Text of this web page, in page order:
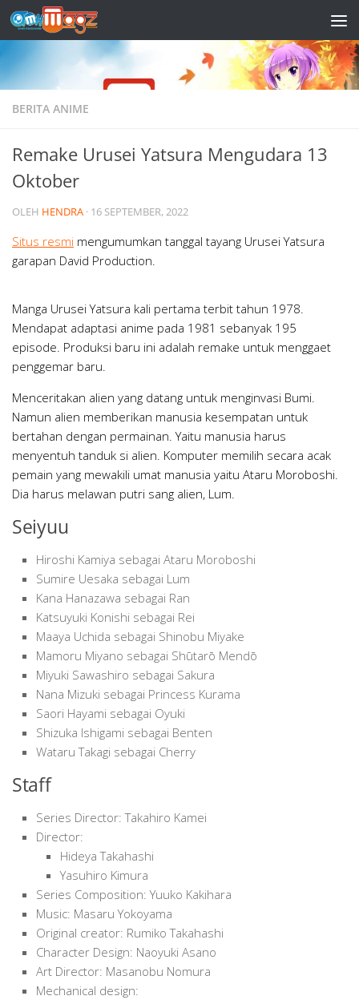
Skip to content
BERITA ANIME
Remake Urusei Yatsura Mengudara 13
Oktober
OLEH HENDRA · 16 SEPTEMBER, 2022
Situs resmi mengumumkan tanggal tayang Urusei Yatsura
garapan David Production.
Manga Urusei Yatsura kali pertama terbit tahun 1978.
Mendapat adaptasi anime pada 1981 sebanyak 195
episode. Produksi baru ini adalah remake untuk menggaet
penggemar baru.
Menceritakan alien yang datang untuk menginvasi Bumi.
Namun alien memberikan manusia kesempatan untuk
bertahan dengan permainan. Yaitu manusia harus
menyentuh tanduk si alien. Komputer memilih secara acak
pemain yang mewakili umat manusia yaitu Ataru Moroboshi.
Dia harus melawan putri sang alien, Lum.
Seiyuu
Hiroshi Kamiya sebagai Ataru Moroboshi
Sumire Uesaka sebagai Lum
Kana Hanazawa sebagai Ran
Katsuyuki Konishi sebagai Rei
Maaya Uchida sebagai Shinobu Miyake
Mamoru Miyano sebagai Shūtarō Mendō
Miyuki Sawashiro sebagai Sakura
Nana Mizuki sebagai Princess Kurama
Saori Hayami sebagai Oyuki
Shizuka Ishigami sebagai Benten
Wataru Takagi sebagai Cherry
Staff
Series Director: Takahiro Kamei
Director:
Hideya Takahashi
Yasuhiro Kimura
Series Composition: Yuuko Kakihara
Music: Masaru Yokoyama
Original creator: Rumiko Takahashi
Character Design: Naoyuki Asano
Art Director: Masanobu Nomura
Mechanical design: